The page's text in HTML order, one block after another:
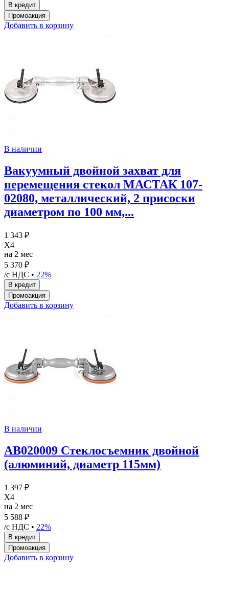
Добавить в корзину
В наличии
Вакуумный двойной захват для
перемещения стекол МАСТАК 107-
02080, металлический, 2 присоски
диаметром по 100 мм,...
1 343 ₽
X4
на 2 мес
5 370 ₽
/с НДС • 22%
Добавить в корзину
В наличии
AB020009 Стеклосъемник двойной
(алюминий, диаметр 115мм)
1 397 ₽
X4
на 2 мес
5 588 ₽
/с НДС • 22%
Добавить в корзину